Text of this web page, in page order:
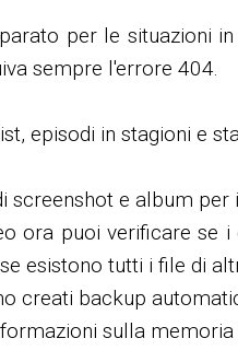
per le situazioni
sempre l'errore 404.
episodi in stagioni e
e album
ora puoi verificare se
esistono tutti i file di
creati backup
sulla memoria